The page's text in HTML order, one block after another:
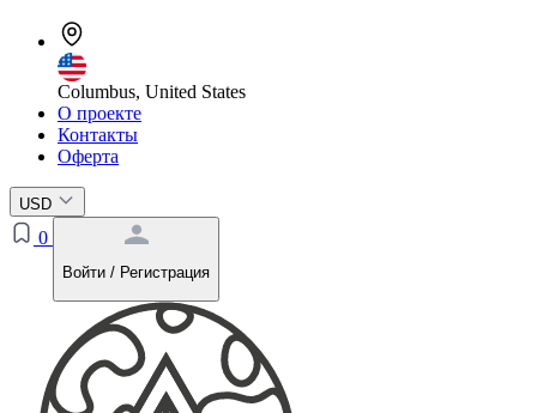
Columbus, United States
О проекте
Контакты
Оферта
USD
0
Войти / Регистрация